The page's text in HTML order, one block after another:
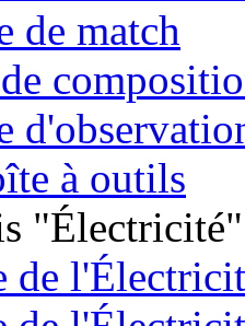
de match
à outils
"Électricité"
de